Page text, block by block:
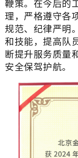
鞭策。在今后的
理，严格遵守各
规范、纪律严明
和技能，提高队
断提升服务质量
安全保驾护航。